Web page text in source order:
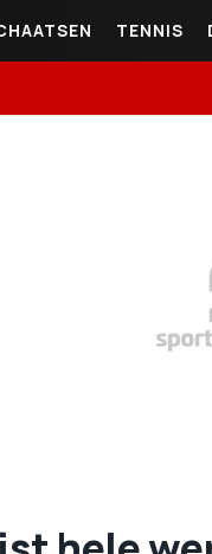
TENNIS